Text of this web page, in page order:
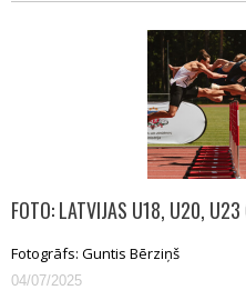
FOTO: LATVIJAS U18, U20, U23
Fotogrāfs: Guntis Bērziņš
04/07/2025